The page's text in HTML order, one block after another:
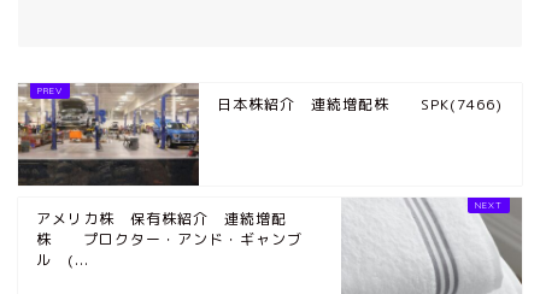
日本株紹介 連続増配株 SPK(7466)
アメリカ株 保有株紹介 連続増配
株 プロクター・アンド・ギャンブ
ル (...